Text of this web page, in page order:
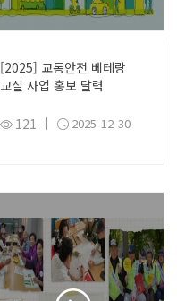
[2025] 교통안전 베테랑
교실 사업 홍보 달력
121 | 2025-12-30